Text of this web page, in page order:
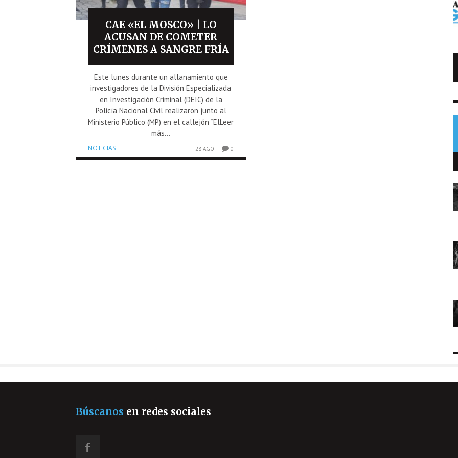
CAE «EL MOSCO» | LO
ACUSAN DE COMETER
CRÍMENES A SANGRE FRÍA
Este lunes durante un allanamiento que
investigadores de la División Especializada
en Investigación Criminal (DEIC) de la
Policía Nacional Civil realizaron junto al
Ministerio Público (MP) en el callejón “ElLeer
más...
NOTICIAS 28 AGO 0
Búscanos en redes sociales